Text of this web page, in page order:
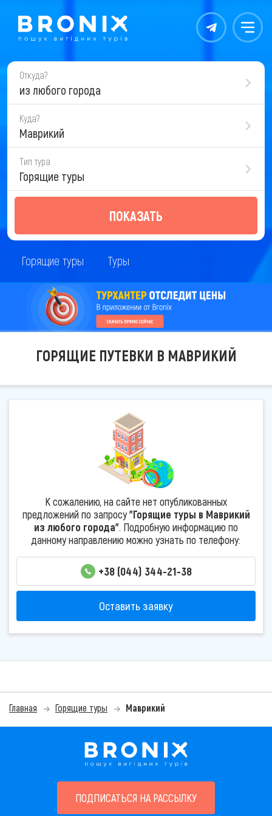
Контакты Меню
Откуда?
из любого города
Куда?
Маврикий
Тип тура
Горящие туры
ПОКАЗАТЬ
Горящие туры Туры
ГОРЯЩИЕ ПУТЕВКИ В МАВРИКИЙ
К сожалению, на сайте нет опубликованных
предложений по запросу"Горящие туры в Маврикий
из любого города". Подробную информацию по
данному направлению можно узнать по телефону:
+38 (044) 344-21-38
Оставить заявку
Главная Горящие туры Маврикий
ПОДПИСАТЬСЯ НА РАССЫЛКУ